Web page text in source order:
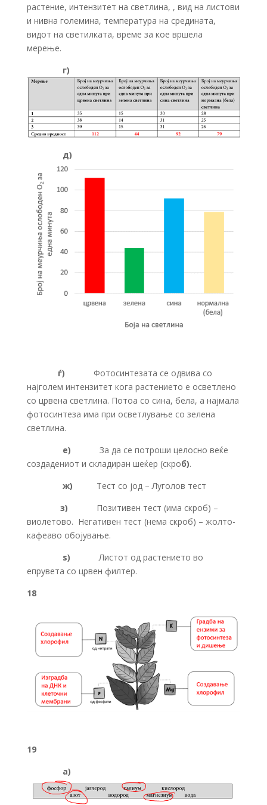
растение, интензитет на светлина, , вид на листови
и нивна големина, температура на средината,
видот на светилката, време за кое вршела
мерење.
г)
д)
ѓ) Фотосинтезата се одвива со
најголем интензитет кога растението е осветлено
со црвена светлина. Потоа со сина, бела, а најмала
фотосинтеза има при осветлување со зелена
светлина.
е) За да се потроши целосно веќе
создадениот и складиран шеќер (скроб).
ж) Тест со јод – Луголов тест
з) Позитивен тест (има скроб) –
виолетово. Негативен тест (нема скроб) – жолто-
кафеаво обојување.
ѕ) Листот од растението во
епрувета со црвен филтер.
18
19
а)